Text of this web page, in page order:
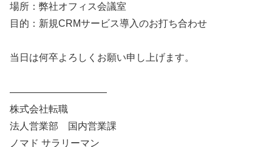
場所：弊社オフィス会議室
目的：新規CRMサービス導入のお打ち合わせ
当日は何卒よろしくお願い申し上げます。
——————————
株式会社転職
法人営業部 国内営業課
ノマド サラリーマン